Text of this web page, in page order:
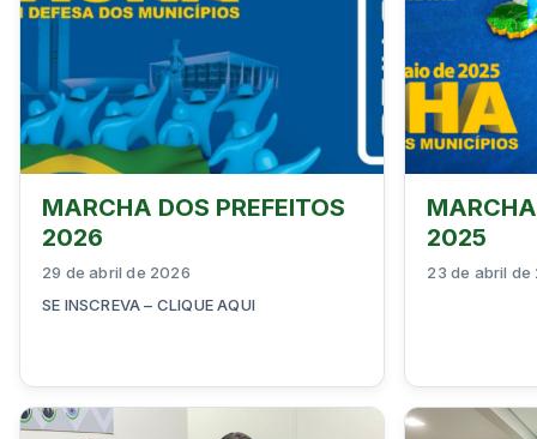
MARCHA DOS PREFEITOS
2026
29 de abril de 2026
SE INSCREVA – CLIQUE AQUI
2025
23 de abril de